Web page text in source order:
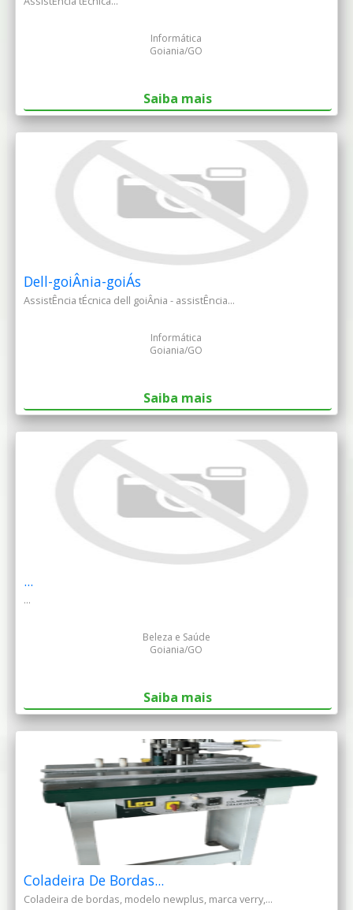
Informática
Goiania/GO
Saiba mais
Dell-goiÂnia-goiÁs
AssistÊncia tÉcnica dell goiÂnia - assistÊncia...
Informática
Goiania/GO
Saiba mais
...
...
Beleza e Saúde
Goiania/GO
Saiba mais
Coladeira De Bordas...
Coladeira de bordas, modelo newplus, marca verry,...